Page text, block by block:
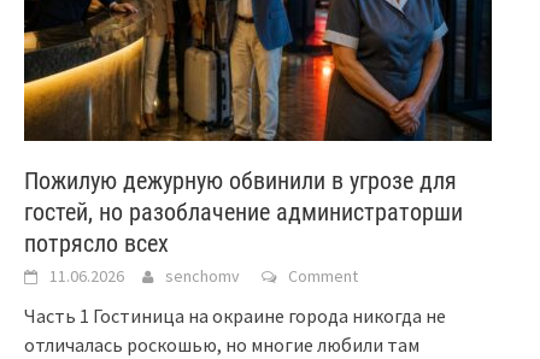
Пожилую дежурную обвинили в угрозе для
гостей, но разоблачение администраторши
потрясло всех
11.06.2026 senchomv Comment
Часть 1 Гостиница на окраине города никогда не
отличалась роскошью, но многие любили там